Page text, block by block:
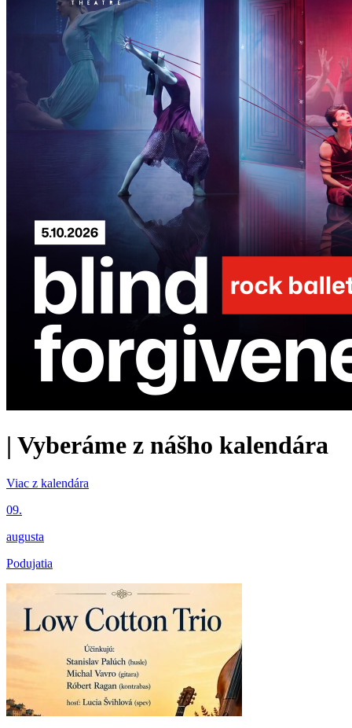
| Vyberáme z nášho kalendára
Viac z kalendára
09.
augusta
Podujatia